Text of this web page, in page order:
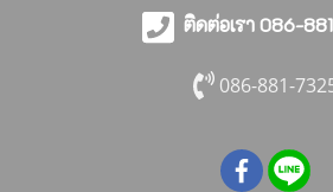
ติดต่อเรา 086-
086-881-